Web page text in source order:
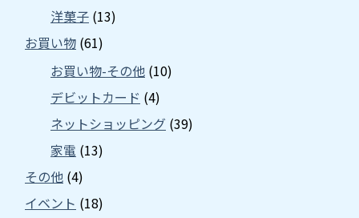
洋菓子 (13)
お買い物 (61)
お買い物-その他 (10)
デビットカード (4)
ネットショッピング (39)
家電 (13)
その他 (4)
イベント (18)